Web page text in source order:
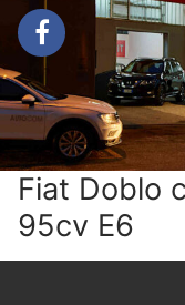
Fiat Doblo
95cv E6